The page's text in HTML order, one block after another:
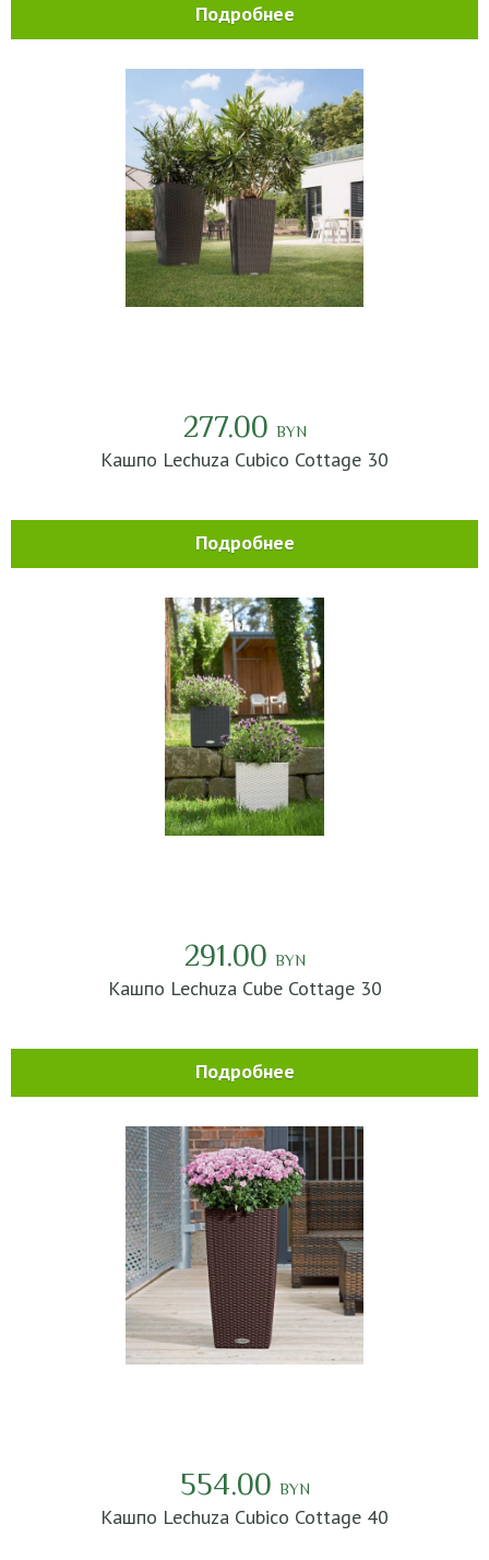
Подробнее
277.00 BYN
Кашпо Lechuza Cubico Cottage 30
Подробнее
291.00 BYN
Кашпо Lechuza Cube Cottage 30
Подробнее
554.00 BYN
Кашпо Lechuza Cubico Cottage 40